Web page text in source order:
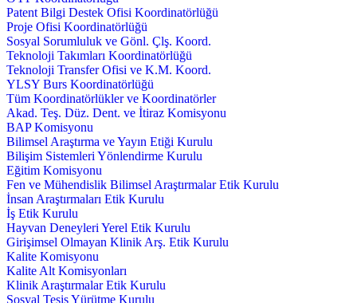
Patent Bilgi Destek Ofisi Koordinatörlüğü
Proje Ofisi Koordinatörlüğü
Sosyal Sorumluluk ve Gönl. Çlş. Koord.
Teknoloji Takımları Koordinatörlüğü
Teknoloji Transfer Ofisi ve K.M. Koord.
YLSY Burs Koordinatörlüğü
Tüm Koordinatörlükler ve Koordinatörler
Akad. Teş. Düz. Dent. ve İtiraz Komisyonu
BAP Komisyonu
Bilimsel Araştırma ve Yayın Etiği Kurulu
Bilişim Sistemleri Yönlendirme Kurulu
Eğitim Komisyonu
Fen ve Mühendislik Bilimsel Araştırmalar Etik Kurulu
İnsan Araştırmaları Etik Kurulu
İş Etik Kurulu
Hayvan Deneyleri Yerel Etik Kurulu
Girişimsel Olmayan Klinik Arş. Etik Kurulu
Kalite Komisyonu
Kalite Alt Komisyonları
Klinik Araştırmalar Etik Kurulu
Sosyal Tesis Yürütme Kurulu